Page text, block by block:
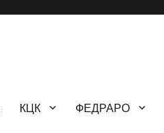
КЦК ФЕДРАРО